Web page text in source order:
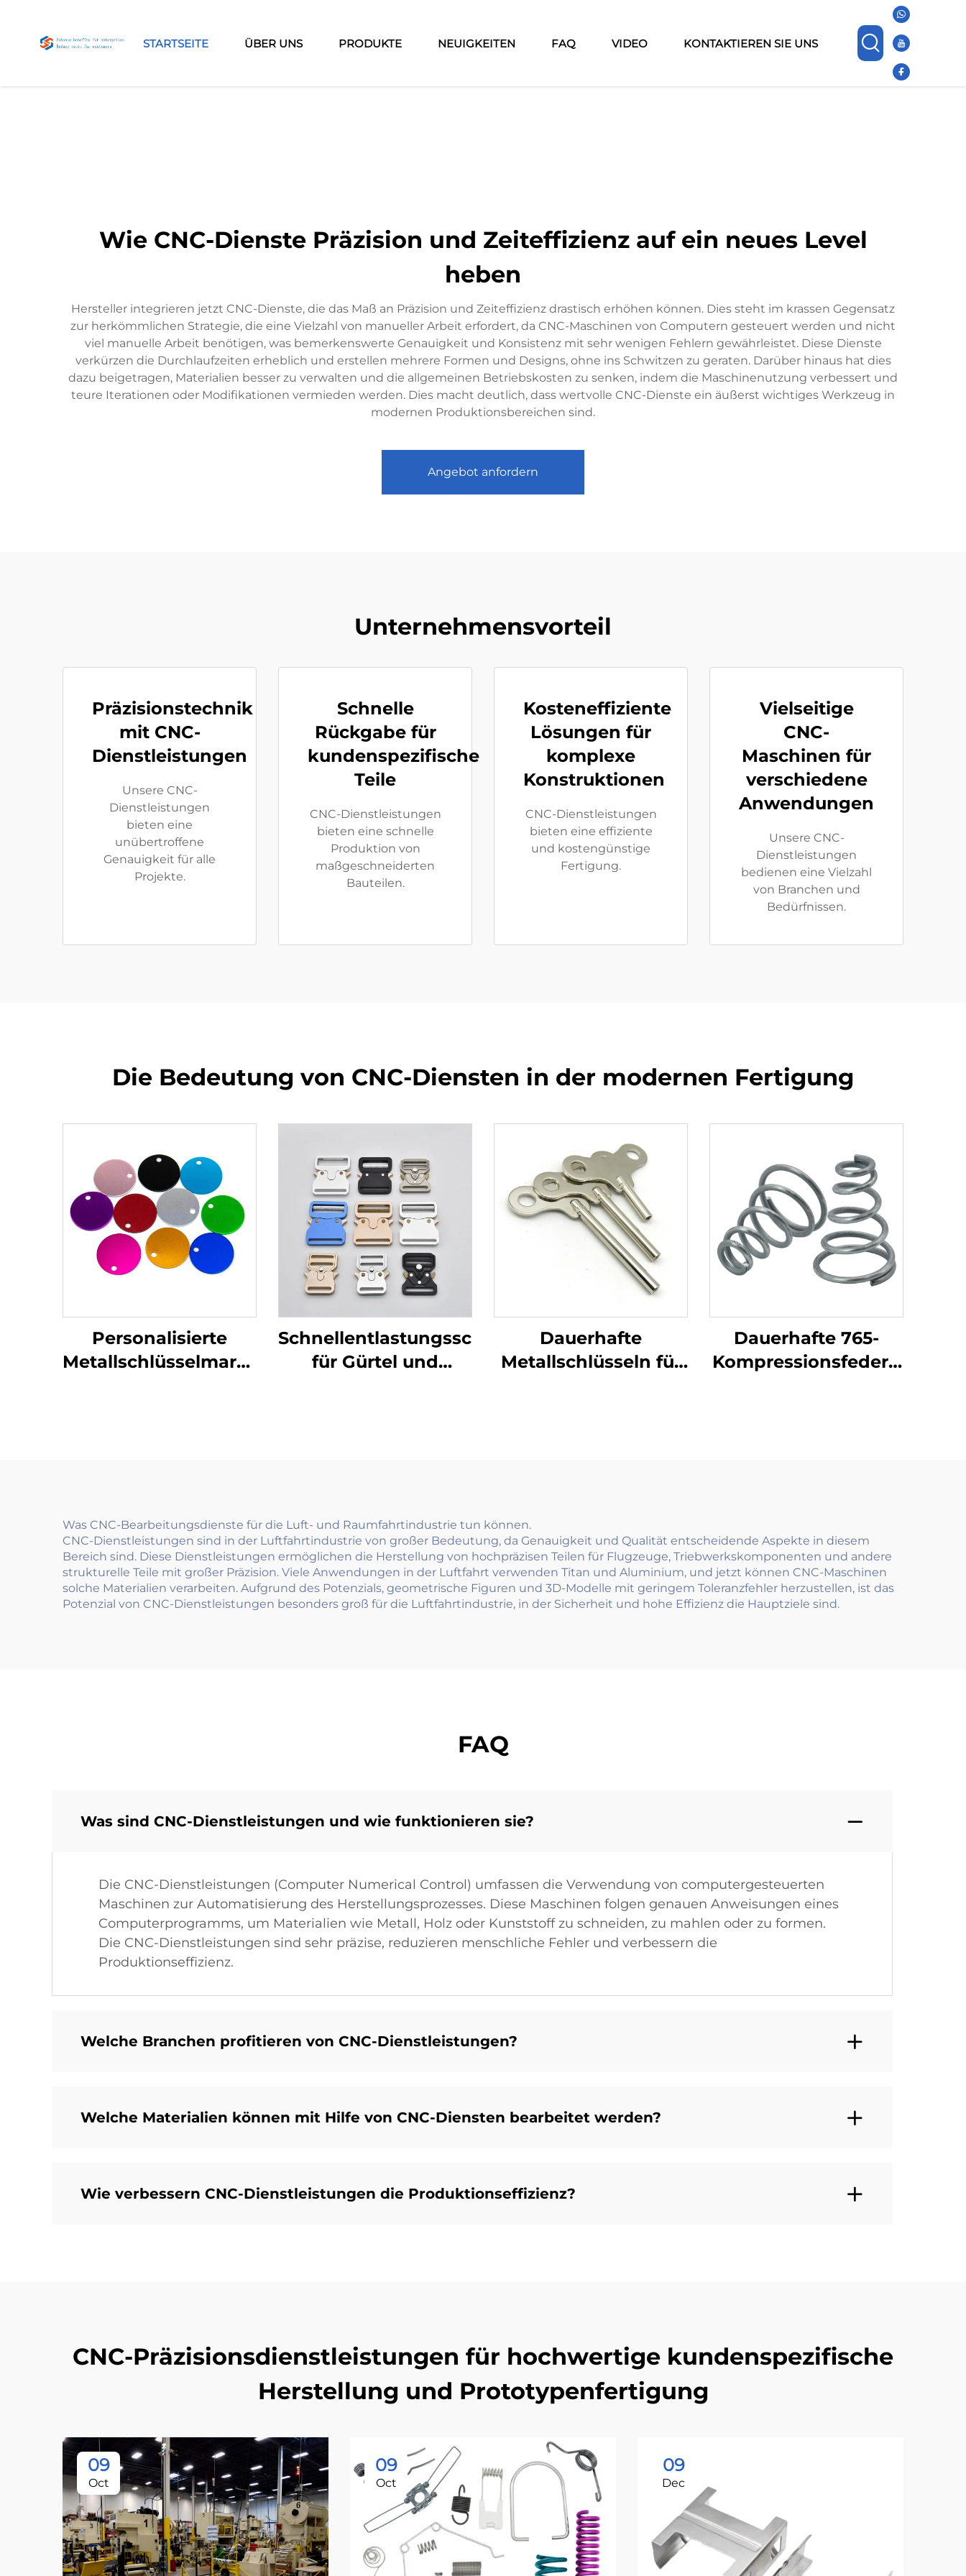
STARTSEITE ÜBER UNS PRODUKTE NEUIGKEITEN FAQ VIDEO KONTAKTIEREN SIE UNS
Wie CNC-Dienste Präzision und Zeiteffizienz auf ein neues Level
heben
Hersteller integrieren jetzt CNC-Dienste, die das Maß an Präzision und Zeiteffizienz drastisch erhöhen können. Dies steht im krassen Gegensatz
zur herkömmlichen Strategie, die eine Vielzahl von manueller Arbeit erfordert, da CNC-Maschinen von Computern gesteuert werden und nicht
viel manuelle Arbeit benötigen, was bemerkenswerte Genauigkeit und Konsistenz mit sehr wenigen Fehlern gewährleistet. Diese Dienste
verkürzen die Durchlaufzeiten erheblich und erstellen mehrere Formen und Designs, ohne ins Schwitzen zu geraten. Darüber hinaus hat dies
dazu beigetragen, Materialien besser zu verwalten und die allgemeinen Betriebskosten zu senken, indem die Maschinenutzung verbessert und
teure Iterationen oder Modifikationen vermieden werden. Dies macht deutlich, dass wertvolle CNC-Dienste ein äußerst wichtiges Werkzeug in
modernen Produktionsbereichen sind.
Angebot anfordern
Unternehmensvorteil
Präzisionstechnik
mit CNC-
Dienstleistungen
Unsere CNC-
Dienstleistungen
bieten eine
unübertroffene
Genauigkeit für alle
Projekte.
Schnelle
Rückgabe für
kundenspezifische
Teile
CNC-Dienstleistungen
bieten eine schnelle
Produktion von
maßgeschneiderten
Bauteilen.
Kosteneffiziente
Lösungen für
komplexe
Konstruktionen
CNC-Dienstleistungen
bieten eine effiziente
und kostengünstige
Fertigung.
Vielseitige
CNC-
Maschinen für
verschiedene
Anwendungen
Unsere CNC-
Dienstleistungen
bedienen eine Vielzahl
von Branchen und
Bedürfnissen.
Die Bedeutung von CNC-Diensten in der modernen Fertigung
Personalisierte
Metallschlüsselmarken
Schnellentlastungsschnalle
für Gürtel und
Dauerhafte
Metallschlüsseln für
Dauerhafte 765-
Kompressionsfedern
Was CNC-Bearbeitungsdienste für die Luft- und Raumfahrtindustrie tun können.
CNC-Dienstleistungen sind in der Luftfahrtindustrie von großer Bedeutung, da Genauigkeit und Qualität entscheidende Aspekte in diesem
Bereich sind. Diese Dienstleistungen ermöglichen die Herstellung von hochpräzisen Teilen für Flugzeuge, Triebwerkskomponenten und andere
strukturelle Teile mit großer Präzision. Viele Anwendungen in der Luftfahrt verwenden Titan und Aluminium, und jetzt können CNC-Maschinen
solche Materialien verarbeiten. Aufgrund des Potenzials, geometrische Figuren und 3D-Modelle mit geringem Toleranzfehler herzustellen, ist das
Potenzial von CNC-Dienstleistungen besonders groß für die Luftfahrtindustrie, in der Sicherheit und hohe Effizienz die Hauptziele sind.
FAQ
Was sind CNC-Dienstleistungen und wie funktionieren sie?
Die CNC-Dienstleistungen (Computer Numerical Control) umfassen die Verwendung von computergesteuerten
Maschinen zur Automatisierung des Herstellungsprozesses. Diese Maschinen folgen genauen Anweisungen eines
Computerprogramms, um Materialien wie Metall, Holz oder Kunststoff zu schneiden, zu mahlen oder zu formen.
Die CNC-Dienstleistungen sind sehr präzise, reduzieren menschliche Fehler und verbessern die
Produktionseffizienz.
Welche Branchen profitieren von CNC-Dienstleistungen?
Welche Materialien können mit Hilfe von CNC-Diensten bearbeitet werden?
Wie verbessern CNC-Dienstleistungen die Produktionseffizienz?
CNC-Präzisionsdienstleistungen für hochwertige kundenspezifische
Herstellung und Prototypenfertigung
09
Oct
09
Oct
09
Dec